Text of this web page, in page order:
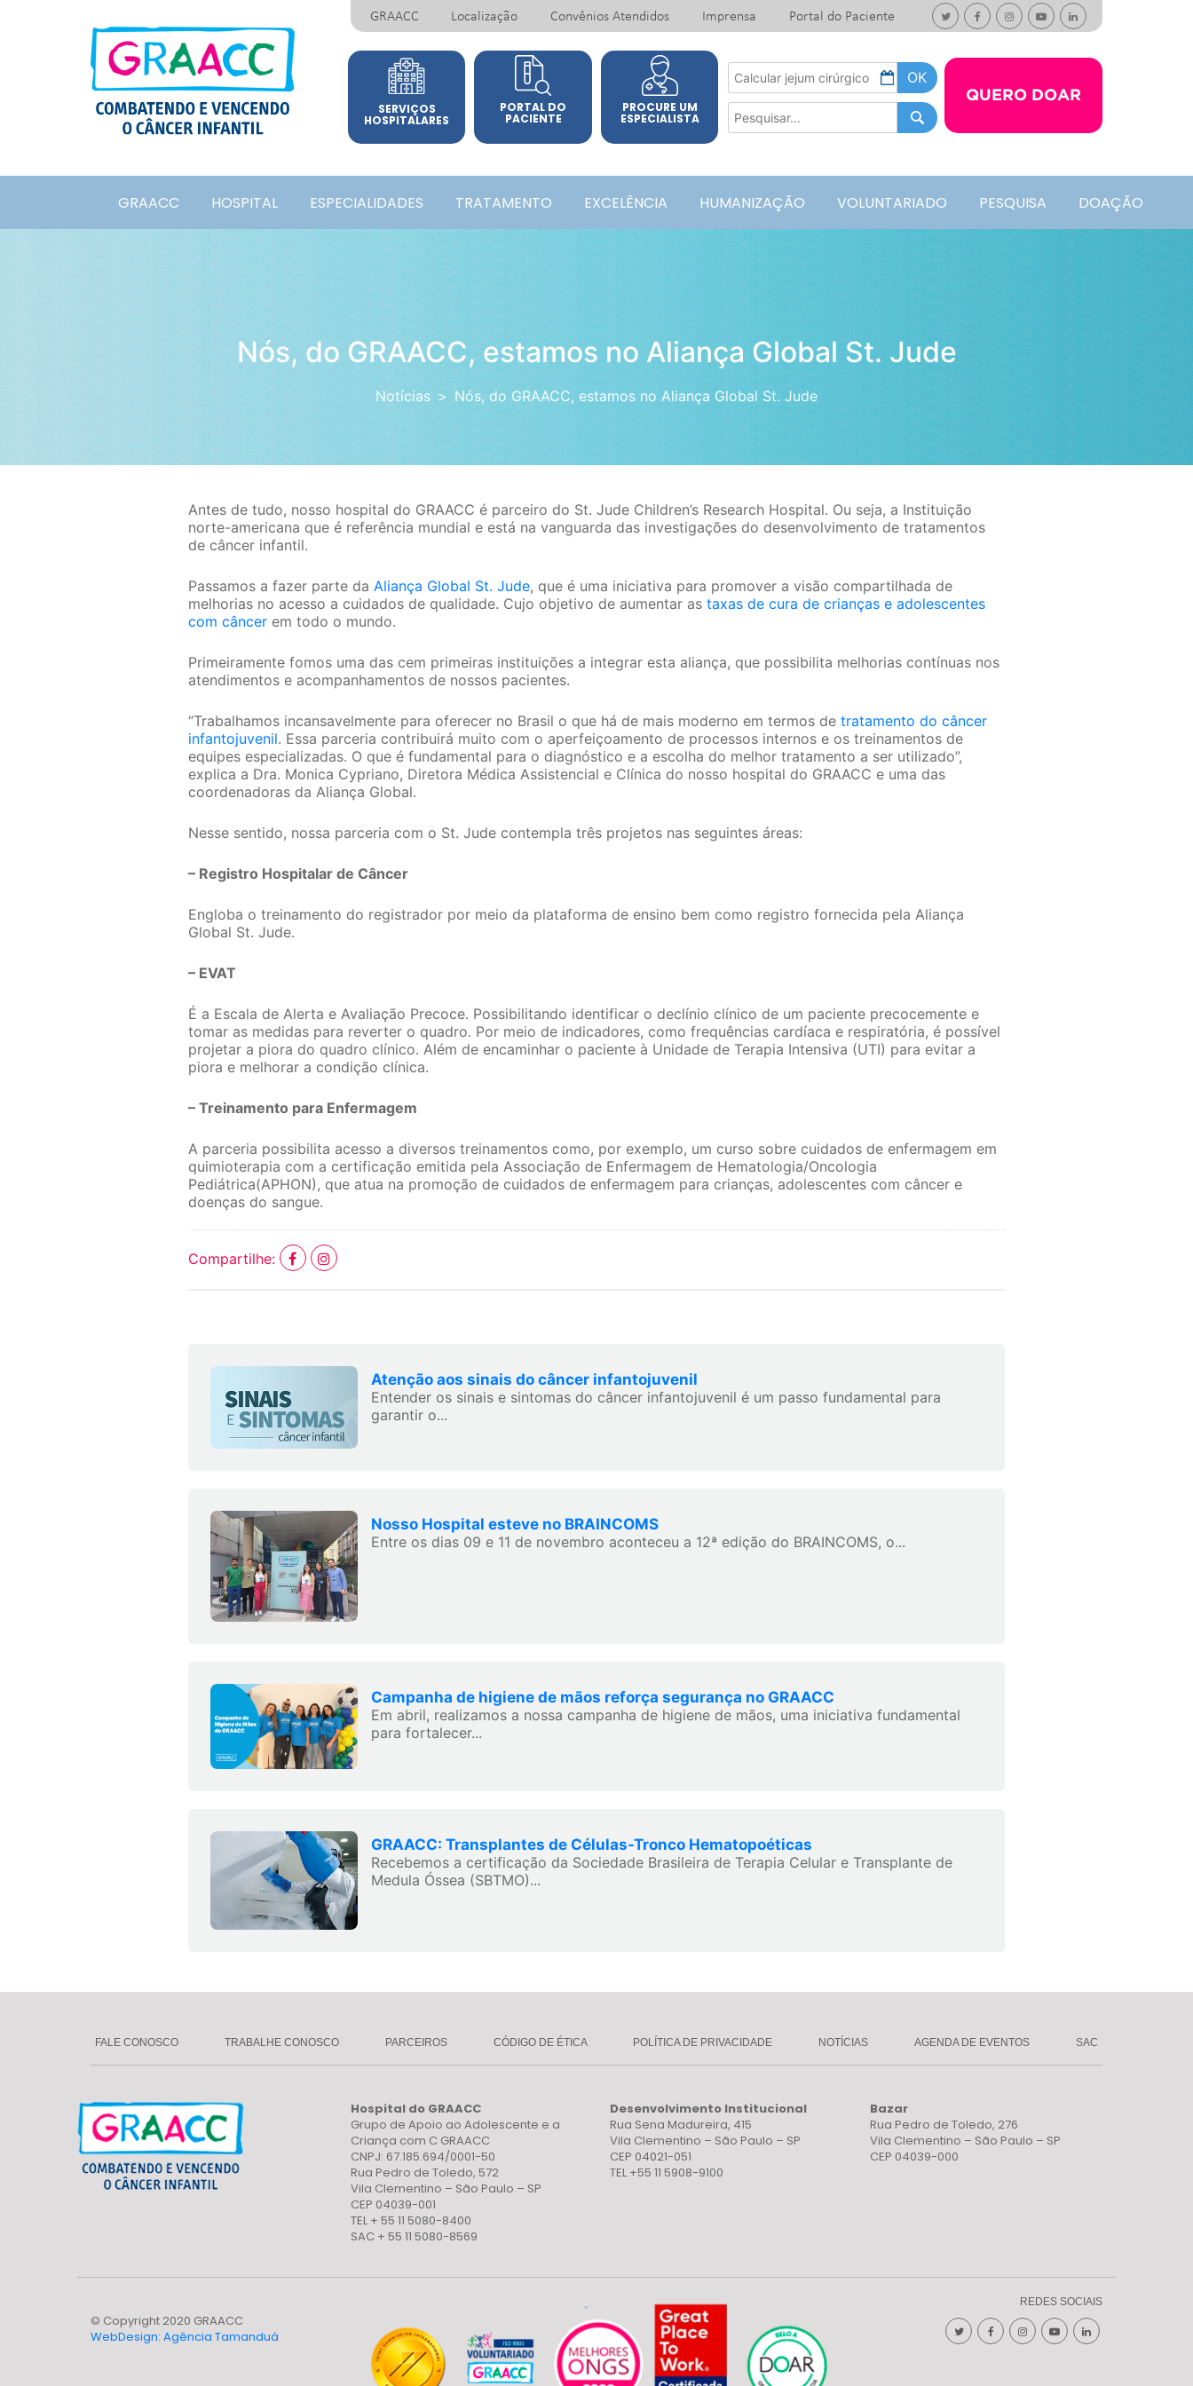
GRAACC Localização Convênios Atendidos Imprensa Portal do Paciente
SERVIÇOS
HOSPITALARES
PORTAL DO
PACIENTE
PROCURE UM
ESPECIALISTA
QUERO DOAR
GRAACC HOSPITAL ESPECIALIDADES TRATAMENTO EXCELÊNCIA HUMANIZAÇÃO VOLUNTARIADO PESQUISA DOAÇÃO
Nós, do GRAACC, estamos no Aliança Global St. Jude
Notícias Nós, do GRAACC, estamos no Aliança Global St. Jude
Antes de tudo, nosso hospital do GRAACC é parceiro do St. Jude Children’s Research Hospital. Ou seja, a Instituição
norte-americana que é referência mundial e está na vanguarda das investigações do desenvolvimento de tratamentos
de câncer infantil.
Passamos a fazer parte da Aliança Global St. Jude, que é uma iniciativa para promover a visão compartilhada de
melhorias no acesso a cuidados de qualidade. Cujo objetivo de aumentar as taxas de cura de crianças e adolescentes
com câncerem todo o mundo.
Primeiramente fomos uma das cem primeiras instituições a integrar esta aliança, que possibilita melhorias contínuas nos
atendimentos e acompanhamentos de nossos pacientes.
“Trabalhamos incansavelmente para oferecer no Brasil o que há de mais moderno em termos detratamento do câncer
infantojuvenil. Essa parceria contribuirá muito com o aperfeiçoamento de processos internos e os treinamentos de
equipes especializadas. O que é fundamental para o diagnóstico e a escolha do melhor tratamento a ser utilizado”,
explica a Dra. Monica Cypriano, Diretora Médica Assistencial e Clínica do nosso hospital do GRAACC e uma das
coordenadoras da Aliança Global.
Nesse sentido, nossa parceria com o St. Jude contempla três projetos nas seguintes áreas:
– Registro Hospitalar de Câncer
Engloba o treinamento do registrador por meio da plataforma de ensino bem como registro fornecida pela Aliança
Global St. Jude.
– EVAT
É a Escala de Alerta e Avaliação Precoce. Possibilitando identificar o declínio clínico de um paciente precocemente e
tomar as medidas para reverter o quadro. Por meio de indicadores, como frequências cardíaca e respiratória, é possível
projetar a piora do quadro clínico. Além de encaminhar o paciente à Unidade de Terapia Intensiva (UTI) para evitar a
piora e melhorar a condição clínica.
– Treinamento para Enfermagem
A parceria possibilita acesso a diversos treinamentos como, por exemplo, um curso sobre cuidados de enfermagem em
quimioterapia com a certificação emitida pela Associação de Enfermagem de Hematologia/Oncologia
Pediátrica(APHON), que atua na promoção de cuidados de enfermagem para crianças, adolescentes com câncer e
doenças do sangue.
Compartilhe:
Atenção aos sinais do câncer infantojuvenil
Entender os sinais e sintomas do câncer infantojuvenil é um passo fundamental para
garantir o...
Nosso Hospital esteve no BRAINCOMS
Entre os dias 09 e 11 de novembro aconteceu a 12ª edição do BRAINCOMS, o...
Campanha de higiene de mãos reforça segurança no GRAACC
Em abril, realizamos a nossa campanha de higiene de mãos, uma iniciativa fundamental
para fortalecer...
GRAACC: Transplantes de Células-Tronco Hematopoéticas
Recebemos a certificação da Sociedade Brasileira de Terapia Celular e Transplante de
Medula Óssea (SBTMO)...
FALE CONOSCO TRABALHE CONOSCO PARCEIROS CÓDIGO DE ÉTICA POLÍTICA DE PRIVACIDADE NOTÍCIAS AGENDA DE EVENTOS SAC
Hospital do GRAACC
Grupo de Apoio ao Adolescente e a
Criança com C GRAACC
CNPJ: 67.185.694/0001-50
Rua Pedro de Toledo, 572
Vila Clementino – São Paulo – SP
CEP 04039-001
TEL + 55 11 5080-8400
SAC + 55 11 5080-8569
Desenvolvimento Institucional
Rua Sena Madureira, 415
Vila Clementino – São Paulo – SP
CEP 04021-051
TEL +55 11 5908-9100
Bazar
Rua Pedro de Toledo, 276
Vila Clementino – São Paulo – SP
CEP 04039-000
© Copyright 2020 GRAACC
WebDesign: Agência Tamanduá
REDES SOCIAIS